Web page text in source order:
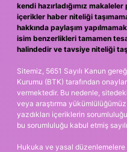
kendi hazırladığımız
içerikler haber niteliği
hakkında paylaşım
isim benzerlikleri tamamen
halindedir ve tavsiye niteliği
Sitemiz, 5651 Sayılı Kanun
Kurumu (BTK) tarafından
vermektedir. Bu nedenle,
veya araştırma
yazdıkları içeriklerin
bu sorumluluğu kabul etmiş
Hukuka ve yasal düzenlemelere